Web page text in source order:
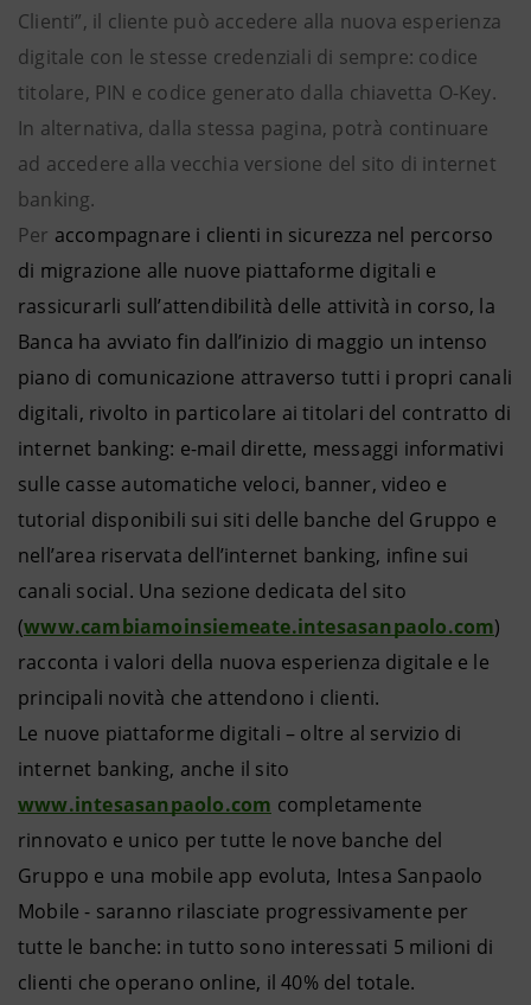
Clienti”, il cliente può accedere alla nuova esperienza
digitale con le stesse credenziali di sempre: codice
titolare, PIN e codice generato dalla chiavetta O-Key.
In alternativa, dalla stessa pagina, potrà continuare
ad accedere alla vecchia versione del sito di internet
banking.
Per accompagnare i clienti in sicurezza nel percorso
di migrazione alle nuove piattaforme digitali e
rassicurarli sull’attendibilità delle attività in corso, la
Banca ha avviato fin dall’inizio di maggio un intenso
piano di comunicazione attraverso tutti i propri canali
digitali, rivolto in particolare ai titolari del contratto di
internet banking: e-mail dirette, messaggi informativi
sulle casse automatiche veloci, banner, video e
tutorial disponibili sui siti delle banche del Gruppo e
nell’area riservata dell’internet banking, infine sui
canali social. Una sezione dedicata del sito
(www.cambiamoinsiemeate.intesasanpaolo.com)
racconta i valori della nuova esperienza digitale e le
principali novità che attendono i clienti.
Le nuove piattaforme digitali – oltre al servizio di
internet banking, anche il sito
www.intesasanpaolo.com completamente
rinnovato e unico per tutte le nove banche del
Gruppo e una mobile app evoluta, Intesa Sanpaolo
Mobile - saranno rilasciate progressivamente per
tutte le banche: in tutto sono interessati 5 milioni di
clienti che operano online, il 40% del totale.